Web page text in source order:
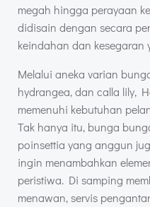
megah hingga perayaan
didisain dengan secara
keindahan dan kesegaran
Melalui aneka varian
hydrangea, dan calla lily,
memenuhi kebutuhan
Tak hanya itu, bunga
poinsettia yang anggun
ingin menambahkan
peristiwa. Di samping
menawan, servis